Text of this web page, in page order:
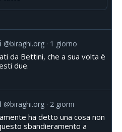
@biraghi.org 1 giorno
da Bettini, che a sua volta è
due.
@biraghi.org 2 giorni
ha detto una cosa non
sbandieramento a